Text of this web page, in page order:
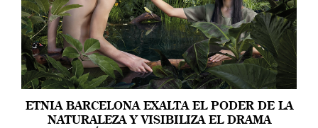
ETNIA BARCELONA EXALTA EL PODER DE LA
NATURALEZA Y VISIBILIZA EL DRAMA